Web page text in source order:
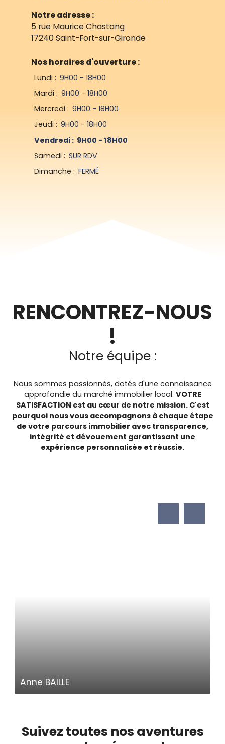
Notre adresse :
5 rue Maurice Chastang
17240 Saint-Fort-sur-Gironde
Nos horaires d'ouverture :
Lundi : 9H00 - 18H00
Mardi : 9H00 - 18H00
Mercredi : 9H00 - 18H00
Jeudi : 9H00 - 18H00
Vendredi : 9H00 - 18H00
Samedi : SUR RDV
Dimanche : FERMÉ
RENCONTREZ-NOUS
!
Notre équipe :
Nous sommes passionnés, dotés d'une connaissance
approfondie du marché immobilier local. VOTRE
SATISFACTION est au cœur de notre mission. C'est
pourquoi nous vous accompagnons à chaque étape
de votre parcours immobilier avec transparence,
intégrité et dévouement garantissant une
expérience personnalisée et réussie.
Anne BAILLE
Suivez toutes nos aventures